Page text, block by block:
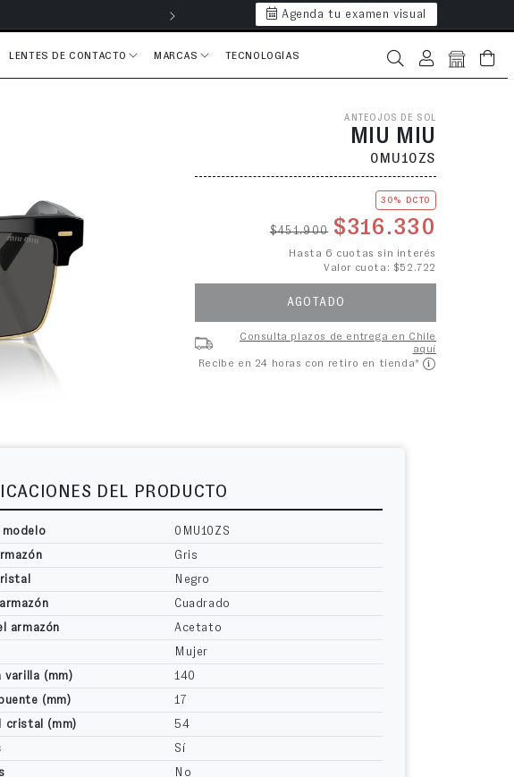
Hasta 6 cuotas
Agenda tu examen visual
LENTES DE CONTACTO MARCAS TECNOLOGÍAS Iniciar sesión Bolsa
ANTEOJOS DE SOL
MIU MIU
0MU10ZS
30% DCTO
Precio habitual
$451.900 $316.330
Hasta 6 cuotas sin interés
Valor cuota: $52.722
AGOTADO
Consulta plazos de entrega en Chile
aquí
Recibe en 24 horas con retiro en tienda*
DEL PRODUCTO
modelo
0MU10ZS
Gris
Negro
Cuadrado
armazón
Acetato
Mujer
varilla (mm)
140
(mm)
17
cristal (mm)
54
Sí
No